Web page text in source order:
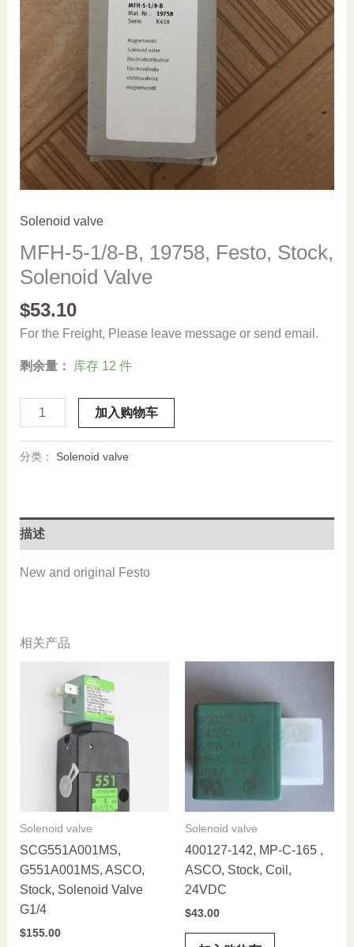
Solenoid valve
MFH-5-1/8-B, 19758, Festo, Stock,
Solenoid Valve
$53.10
For the Freight, Please leave message or send email.
剩余量： 库存 12 件
MFH-
5-
B,
Stock,
Valve
加入购物车
分类： Solenoid valve
描述
New and original Festo
相关产品
Solenoid valve
SCG551A001MS,
G551A001MS, ASCO,
Stock, Solenoid Valve
G1/4
$155.00
Solenoid valve
400127-142, MP-C-165 ,
ASCO, Stock, Coil,
24VDC
$43.00